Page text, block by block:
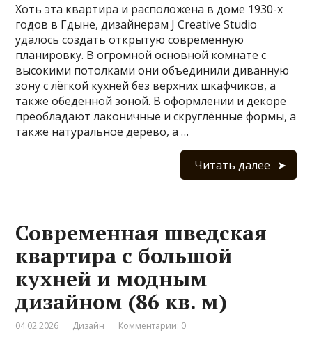
Хоть эта квартира и расположена в доме 1930-х
годов в Гдыне, дизайнерам J Creative Studio
удалось создать открытую современную
планировку. В огромной основной комнате с
высокими потолками они объединили диванную
зону с лёгкой кухней без верхних шкафчиков, а
также обеденной зоной. В оформлении и декоре
преобладают лаконичные и скруглённые формы, а
также натуральное дерево, а …
Читать далее
Современная шведская
квартира с большой
кухней и модным
дизайном (86 кв. м)
04.02.2026 Дизайн Комментарии: 0